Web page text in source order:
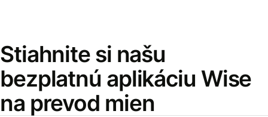
Stiahnite si našu
bezplatnú aplikáciu Wise
na prevod mien